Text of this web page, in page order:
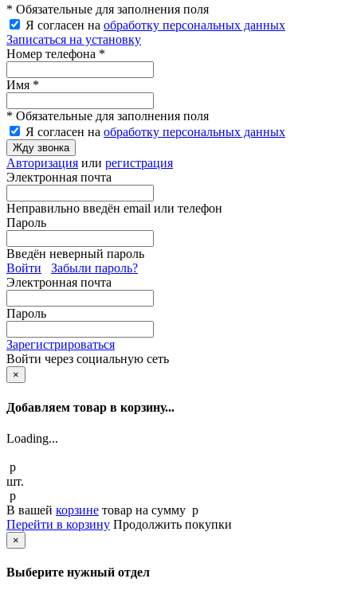
* Обязательные для заполнения поля
Я согласен на обработку персональных данных
Записаться на установку
Номер телефона *
Имя *
* Обязательные для заполнения поля
Я согласен на обработку персональных данных
Жду звонка
Авторизация или регистрация
Электронная почта
Неправильно введён email или телефон
Пароль
Введён неверный пароль
Войти
Забыли пароль?
Электронная почта
Пароль
Зарегистрироваться
Войти через социальную сеть
×
Добавляем товар в корзину...
Loading...
p
шт.
p
В вашей корзине товар на сумму p
Перейти в корзину Продолжить покупки
×
Выберите нужный отдел